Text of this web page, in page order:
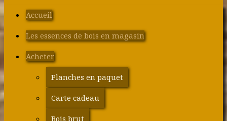
Accueil
Les essences de bois en magasin
Acheter
Planches en paquet
Carte cadeau
Bois brut